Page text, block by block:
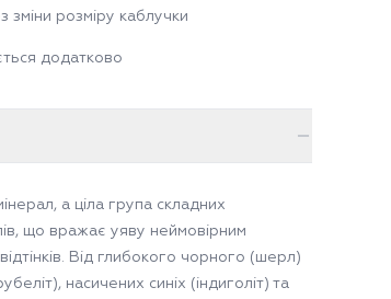
зміни розміру каблучки
додатково
а ціла група складних
що вражає уяву неймовірним
Від глибокого чорного (шерл)
насичених синіх (індиголіт) та